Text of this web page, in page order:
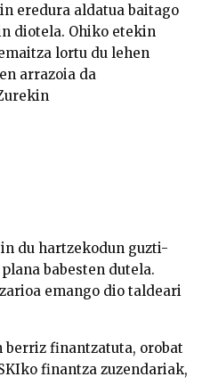
eredura aldatua baitago
diotela. Ohiko etekin
lortu du lehen
arrazoia da
du hartzekodun guzti-
babesten dutela.
emango dio taldeari
finantzatuta, orobat
finantza zuzendariak,